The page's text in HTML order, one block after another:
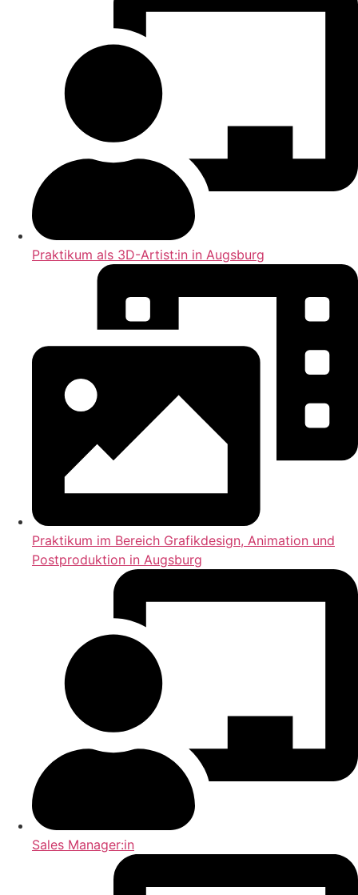
Praktikum als 3D-Artist:in in Augsburg
Praktikum im Bereich Grafikdesign, Animation und
Postproduktion in Augsburg
Sales Manager:in